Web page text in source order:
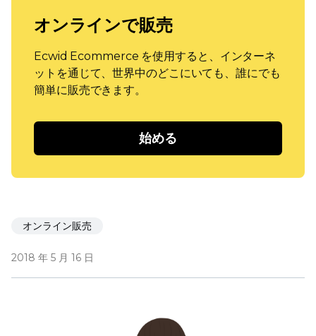
オンラインで販売
Ecwid Ecommerce を使用すると、インターネ
ットを通じて、世界中のどこにいても、誰にでも
簡単に販売できます。
始める
オンライン販売
2018 年 5 月 16 日